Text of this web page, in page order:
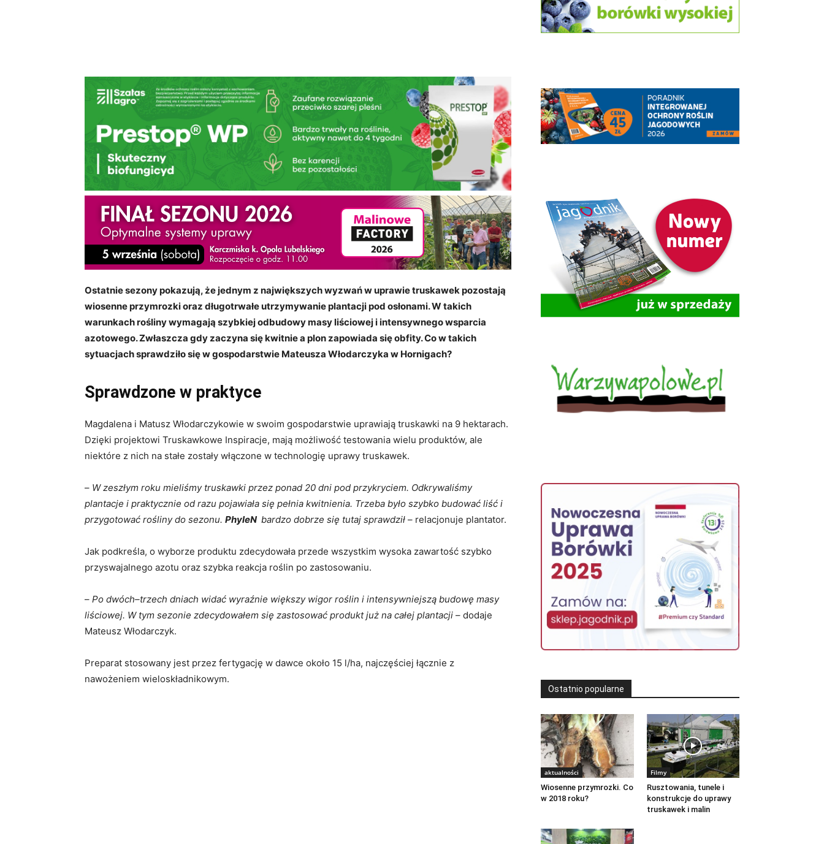
Ostatnie sezony pokazują, że jednym z największych wyzwań w uprawie truskawek pozostają
wiosenne przymrozki oraz długotrwałe utrzymywanie plantacji pod osłonami. W takich
warunkach rośliny wymagają szybkiej odbudowy masy liściowej i intensywnego wsparcia
azotowego. Zwłaszcza gdy zaczyna się kwitnie a plon zapowiada się obfity. Co w takich
sytuacjach sprawdziło się w gospodarstwie Mateusza Włodarczyka w Hornigach?
Sprawdzone w praktyce
Magdalena i Matusz Włodarczykowie w swoim gospodarstwie uprawiają truskawki na 9 hektarach.
Dzięki projektowi Truskawkowe Inspiracje, mają możliwość testowania wielu produktów, ale
niektóre z nich na stałe zostały włączone w technologię uprawy truskawek.
– W zeszłym roku mieliśmy truskawki przez ponad 20 dni pod przykryciem. Odkrywaliśmy
plantacje i praktycznie od razu pojawiała się pełnia kwitnienia. Trzeba było szybko budować liść i
przygotować rośliny do sezonu. PhyleN bardzo dobrze się tutaj sprawdził – relacjonuje plantator.
Jak podkreśla, o wyborze produktu zdecydowała przede wszystkim wysoka zawartość szybko
przyswajalnego azotu oraz szybka reakcja roślin po zastosowaniu.
– Po dwóch–trzech dniach widać wyraźnie większy wigor roślin i intensywniejszą budowę masy
liściowej. W tym sezonie zdecydowałem się zastosować produkt już na całej plantacji – dodaje
Mateusz Włodarczyk.
Preparat stosowany jest przez fertygację w dawce około 15 l/ha, najczęściej łącznie z
nawożeniem wieloskładnikowym.
Ostatnio popularne
aktualności
Wiosenne przymrozki. Co
w 2018 roku?
Filmy
Rusztowania, tunele i
konstrukcje do uprawy
truskawek i malin